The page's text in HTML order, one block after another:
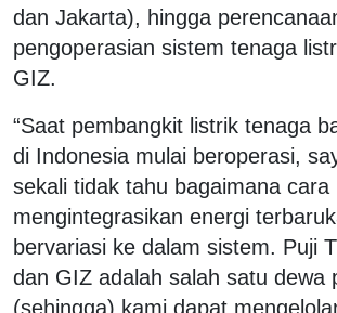
dan Jakarta), hingga
pengoperasian sistem tenaga
GIZ.
“Saat pembangkit listrik tenaga
di Indonesia mulai beroperasi,
sekali tidak tahu bagaimana cara
mengintegrasikan energi
bervariasi ke dalam sistem. Puji
dan GIZ adalah salah satu dewa
(sehingga) kami dapat